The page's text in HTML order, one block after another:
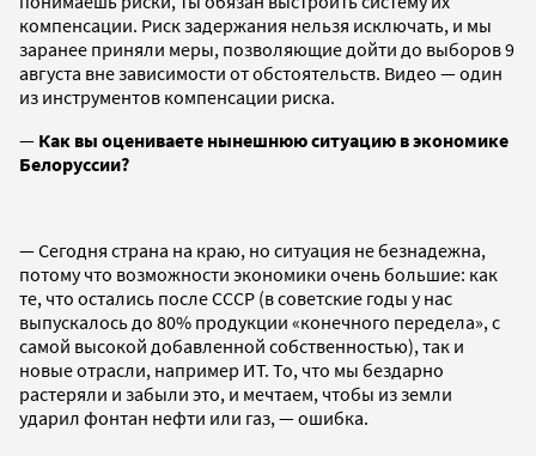
компенсации. Риск задержания нельзя исключать, и мы
заранее приняли меры, позволяющие дойти до выборов 9
августа вне зависимости от обстоятельств. Видео — один
из инструментов компенсации риска.
— Как вы оцениваете нынешнюю ситуацию в экономике
Белоруссии?
— Сегодня страна на краю, но ситуация не безнадежна,
потому что возможности экономики очень большие: как
те, что остались после СССР (в советские годы у нас
выпускалось до 80% продукции «конечного передела», с
самой высокой добавленной собственностью), так и
новые отрасли, например ИТ. То, что мы бездарно
растеряли и забыли это, и мечтаем, чтобы из земли
ударил фонтан нефти или газ, — ошибка.